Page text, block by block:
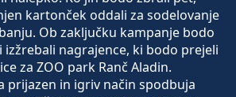
kartonček oddali za sodelovanje
Ob zaključku kampanje bodo
izžrebali nagrajence, ki bodo prejeli
za ZOO park Ranč Aladin.
prijazen in igriv način spodbuja